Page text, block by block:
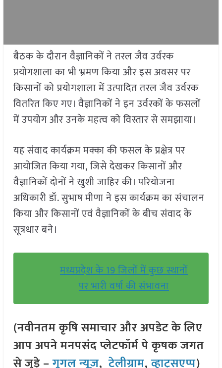
बैठक के दौरान वैज्ञानिकों ने तरल जैव उर्वरक
प्रयोगशाला का भी भ्रमण किया और इस अवसर पर
किसानों को प्रयोगशाला में उत्पादित तरल जैव उर्वरक
वितरित किए गए। वैज्ञानिकों ने इन उर्वरकों के फसलों
में उपयोग और उनके महत्व को विस्तार से समझाया।
यह संवाद कार्यक्रम मक्का की फसल के प्रक्षेत्र पर
आयोजित किया गया, जिसे देखकर किसानों और
वैज्ञानिकों दोनों ने खुशी जाहिर की। परियोजना
अधिकारी डॉ. सुभाष मीणा ने इस कार्यक्रम का संचालन
किया और किसानों एवं वैज्ञानिकों के बीच संवाद के
सूत्रधार बने।
मध्यप्रदेश के 19 जिलों में कुछ स्थानों
पर भारी वर्षा की संभावना
(नवीनतम कृषि समाचार और अपडेट के लिए
आप अपने मनपसंद प्लेटफॉर्म पे कृषक जगत
से जुड़े –गूगल न्यूज़,टेलीग्राम,व्हाट्सएप्प)